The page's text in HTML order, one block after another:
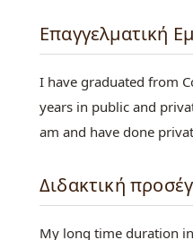
Επαγγελματική
I have graduated from
years in public and
am and have done
Διδακτική
My long time duration